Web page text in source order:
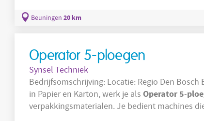
werken inploegendiensten
en krijgen
Beuningen 20 km
Operator 5-ploegen
Synsel Techniek
Bedrijfsomschrijving: Locatie: Regio Den Bosch Bij dit bedrijf in Den Bosch, gespecialiseerd
in Papier en Karton, werk je als Operator5-
verpakkingsmaterialen. Je bedient machines die papier en karton verwerken tot